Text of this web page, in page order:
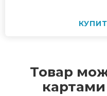
Товар